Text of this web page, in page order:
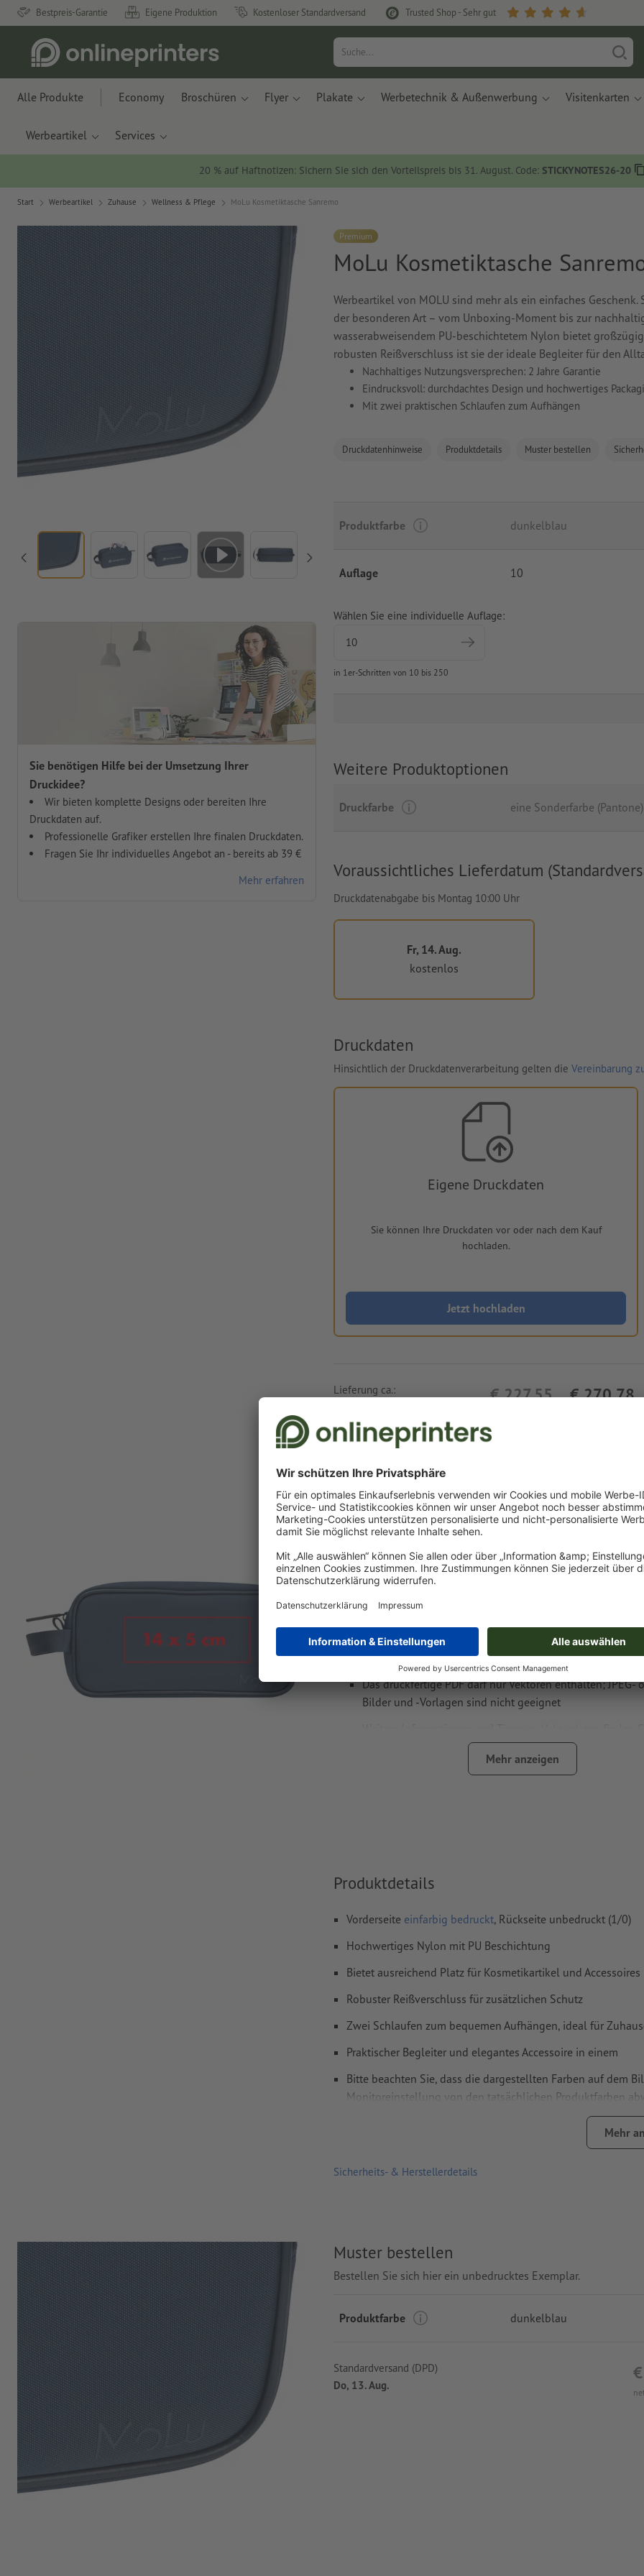
Bestpreis-Garantie Eigene Produktion Kostenloser Standardversand Trusted Shop - Sehr gut
Alle Produkte Economy Broschüren Flyer Plakate Werbetechnik & Außenwerbung Visitenkarten
Werbeartikel Services
20 % auf Haftnotizen: Sichern Sie sich den Vorteilspreis bis 31. August. Code: STICKYNOTES26-20
Start Werbeartikel Zuhause Wellness & Pflege MoLu Kosmetiktasche Sanremo
Premium
MoLu Kosmetiktasche
Sie benötigen Hilfe bei der Umsetzung Ihrer
Druckidee?
Wir bieten komplette Designs oder bereiten Ihre
Druckdaten auf.
Professionelle Grafiker erstellen Ihre finalen Druckdaten.
Fragen Sie Ihr individuelles Angebot an - bereits ab 39 €
Mehr erfahren
Werbeartikel von MOLU sind mehr als ein einfaches
der besonderen Art – vom Unboxing-Moment bis zur
wasserabweisendem PU-beschichtetem Nylon bietet
robusten Reißverschluss ist sie der ideale Begleiter für den
Nachhaltiges Nutzungsversprechen: 2 Jahre Garantie
Eindrucksvoll: durchdachtes Design und hochwertiges
Mit zwei praktischen Schlaufen zum Aufhängen
Druckdatenhinweise Produktdetails Muster bestellen
Produktfarbe dunkelblau
Auflage 10
Wählen Sie eine individuelle Auflage:
in 1er-Schritten von 10 bis 250
Weitere Produktoptionen
Druckfarbe eine Sonderfarbe (Pantone)
Voraussichtliches Lieferdatum
Druckdatenabgabe bis Montag 10:00 Uhr
Fr, 14. Aug.
kostenlos
Druckdaten
Hinsichtlich der Druckdatenverarbeitung gelten die Vereinbarung
Eigene Druckdaten
Sie können Ihre Druckdaten vor oder nach dem Kauf
hochladen.
Jetzt hochladen
€ 227,55 € 270,78
Lieferung ca.:
Gewicht: ca.2,38 kg
Druckdatenhinweise MoLu Kosmetiktasche
Besonderheiten bei der Druckdatenerstellung:
(Pantone FORMULA GUIDE Solid Coated, außer Metallic
Neonfarben) )
das Trägermaterial kann beimDruck mit weißer Farbe
Das druckfertige PDF darf nur Vektoren enthalten; JPEG-
Bilder und -Vorlagen sind nicht geeignet
Rechtschreib- und Satzfehlerwerden von uns nicht geprüft
Mehr anzeigen
Produktdetails
Vorderseite einfarbig bedruckt, Rückseite unbedruckt (1/0)
Hochwertiges Nylon mit PU Beschichtung
Bietet ausreichend Platz für Kosmetikartikel und Accessoires
Robuster Reißverschluss für zusätzlichen Schutz
Zwei Schlaufen zum bequemen Aufhängen, ideal für
Praktischer Begleiter und elegantes Accessoire in einem
Bitte beachten Sie, dass die dargestellten Farben auf dem
Monitoreinstellung von den tatsächlichen Produktfarben
Verpackung: Beutel/Tasche
Mehr
Sicherheits- & Herstellerdetails
Muster bestellen
Bestellen Sie sich hier ein unbedrucktes Exemplar.
Produktfarbe dunkelblau
Standardversand (DPD)
Do, 13. Aug.